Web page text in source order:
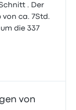
. Der
ca. 7Std.
die 337
von